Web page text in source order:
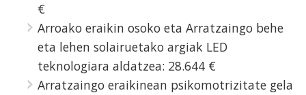
€
Arroako eraikin osoko eta Arratzaingo behe
eta lehen solairuetako argiak LED
teknologiara aldatzea: 28.644 €
Arratzaingo eraikinean psikomotrizitate gela